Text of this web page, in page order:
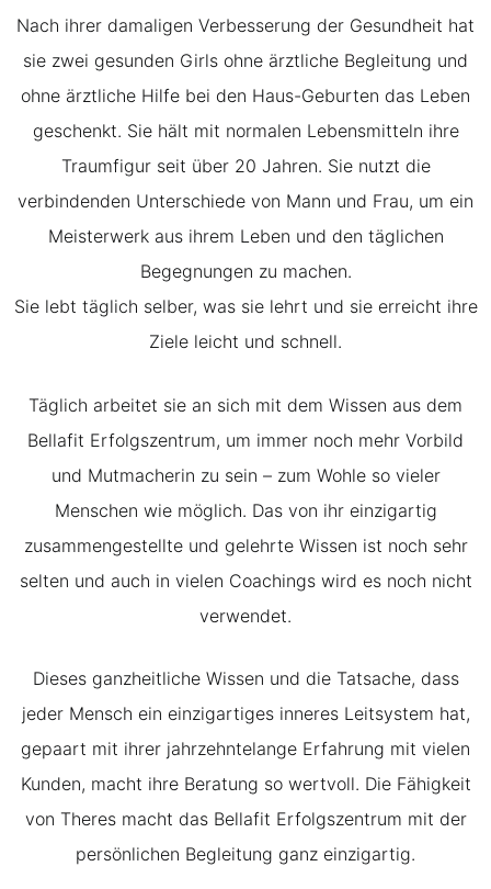
Nach ihrer damaligen Verbesserung der Gesundheit hat
sie zwei gesunden Girls ohne ärztliche Begleitung und
ohne ärztliche Hilfe bei den Haus-Geburten das Leben
geschenkt. Sie hält mit normalen Lebensmitteln ihre
Traumfigur seit über 20 Jahren. Sie nutzt die
verbindenden Unterschiede von Mann und Frau, um ein
Meisterwerk aus ihrem Leben und den täglichen
Begegnungen zu machen.
Sie lebt täglich selber, was sie lehrt und sie erreicht ihre
Ziele leicht und schnell.
Täglich arbeitet sie an sich mit dem Wissen aus dem
Bellafit Erfolgszentrum, um immer noch mehr Vorbild
und Mutmacherin zu sein – zum Wohle so vieler
Menschen wie möglich. Das von ihr einzigartig
zusammengestellte und gelehrte Wissen ist noch sehr
selten und auch in vielen Coachings wird es noch nicht
verwendet.
Dieses ganzheitliche Wissen und die Tatsache, dass
jeder Mensch ein einzigartiges inneres Leitsystem hat,
gepaart mit ihrer jahrzehntelange Erfahrung mit vielen
Kunden, macht ihre Beratung so wertvoll. Die Fähigkeit
von Theres macht das Bellafit Erfolgszentrum mit der
persönlichen Begleitung ganz einzigartig.